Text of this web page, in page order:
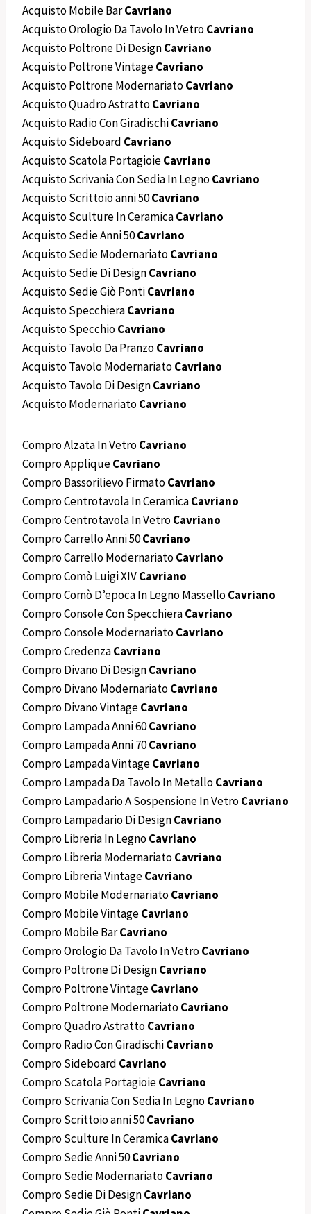
Acquisto Mobile BarCavriano
Acquisto Orologio Da Tavolo In VetroCavriano
Acquisto Poltrone Di DesignCavriano
Acquisto Poltrone VintageCavriano
Acquisto Poltrone ModernariatoCavriano
Acquisto Quadro AstrattoCavriano
Acquisto Radio Con GiradischiCavriano
Acquisto Sideboard Cavriano
Acquisto Scatola PortagioieCavriano
Acquisto Scrivania Con Sedia In LegnoCavriano
Acquisto Scrittoio anni 50Cavriano
Acquisto Sculture In CeramicaCavriano
Acquisto Sedie Anni 50Cavriano
Acquisto Sedie ModernariatoCavriano
Acquisto Sedie Di DesignCavriano
Acquisto Sedie Giò PontiCavriano
Acquisto SpecchieraCavriano
Acquisto SpecchioCavriano
Acquisto Tavolo Da PranzoCavriano
Acquisto Tavolo ModernariatoCavriano
Acquisto Tavolo Di DesignCavriano
Acquisto ModernariatoCavriano
Compro Alzata In VetroCavriano
Compro AppliqueCavriano
Compro Bassorilievo FirmatoCavriano
Compro Centrotavola In CeramicaCavriano
Compro Centrotavola In VetroCavriano
Compro Carrello Anni 50Cavriano
Compro Carrello ModernariatoCavriano
Compro Comò Luigi XIVCavriano
Compro Comò D’epoca In Legno MasselloCavriano
Compro Console Con SpecchieraCavriano
Compro Console ModernariatoCavriano
Compro CredenzaCavriano
Compro Divano Di DesignCavriano
Compro Divano ModernariatoCavriano
Compro Divano VintageCavriano
Compro Lampada Anni 60Cavriano
Compro Lampada Anni 70Cavriano
Compro Lampada VintageCavriano
Compro Lampada Da Tavolo In MetalloCavriano
Compro Lampadario A Sospensione In VetroCavriano
Compro Lampadario Di DesignCavriano
Compro Libreria In LegnoCavriano
Compro Libreria ModernariatoCavriano
Compro Libreria VintageCavriano
Compro Mobile ModernariatoCavriano
Compro Mobile VintageCavriano
Compro Mobile BarCavriano
Compro Orologio Da Tavolo In VetroCavriano
Compro Poltrone Di DesignCavriano
Compro Poltrone VintageCavriano
Compro Poltrone ModernariatoCavriano
Compro Quadro AstrattoCavriano
Compro Radio Con GiradischiCavriano
Compro Sideboard Cavriano
Compro Scatola PortagioieCavriano
Compro Scrivania Con Sedia In LegnoCavriano
Compro Scrittoio anni 50Cavriano
Compro Sculture In CeramicaCavriano
Compro Sedie Anni 50Cavriano
Compro Sedie ModernariatoCavriano
Compro Sedie Di DesignCavriano